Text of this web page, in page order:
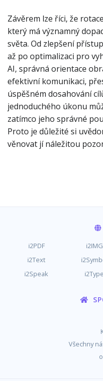
Závěrem lze říci, že
který má významný
světa. Od zlepšení
až po optimalizaci pro
AI, správná orientace
efektivní komunikaci,
úspěšném dosahování
jednoduchého úkonu
zatímco jeho správné
Proto je důležité si
věnovat jí náležitou
i2PDF i2IMG
i2Text
i2Speak
i2Type
Všechny